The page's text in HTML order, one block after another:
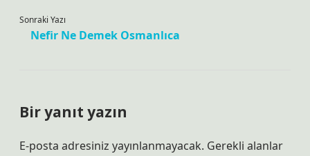
Sonraki Yazı
Nefir Ne Demek Osmanlıca
Bir yanıt yazın
E-posta adresiniz yayınlanmayacak. Gerekli alanlar